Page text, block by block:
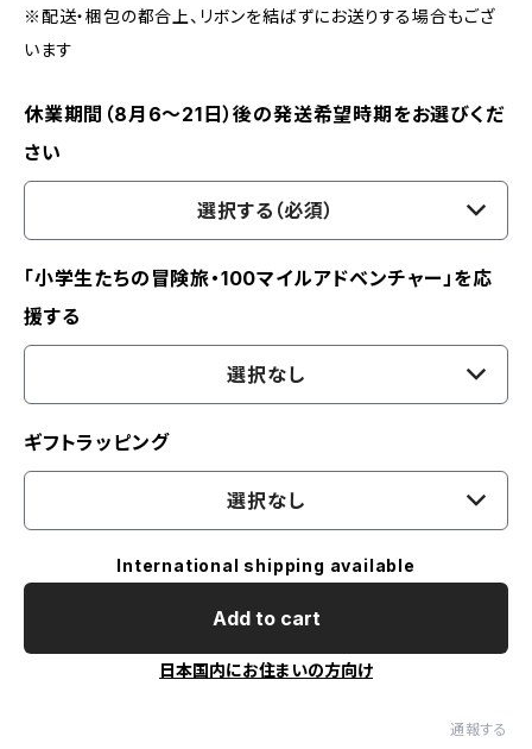
※配送・梱包の都合上、リボンを結ばずにお送りする場合もござ
います
休業期間（8月6〜21日）後の発送希望時期をお選びくだ
さい
選択する（必須）
「小学生たちの冒険旅・100マイルアドベンチャー」を応
援する
選択なし
ギフトラッピング
選択なし
International shipping available
Add to cart
日本国内にお住まいの方向け
通報する